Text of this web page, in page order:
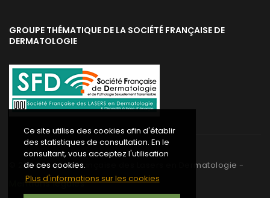
Ce site utilise des cookies afin d'établir
des statistiques de consultation. En le
consultant, vous acceptez l'utilisation
de ces cookies.
Plus d'informations sur les cookies
GROUPE THÉMATIQUE DE LA SOCIÉTÉ FRANÇAISE DE
DERMATOLOGIE
2020Société Française des Lasers en Dermatologie -
Mentions légales